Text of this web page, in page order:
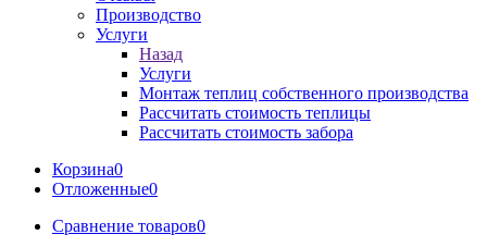
Производство
Услуги
Назад
Услуги
Монтаж теплиц собственного производства
Рассчитать стоимость теплицы
Рассчитать стоимость забора
Корзина0
Отложенные0
Сравнение товаров0